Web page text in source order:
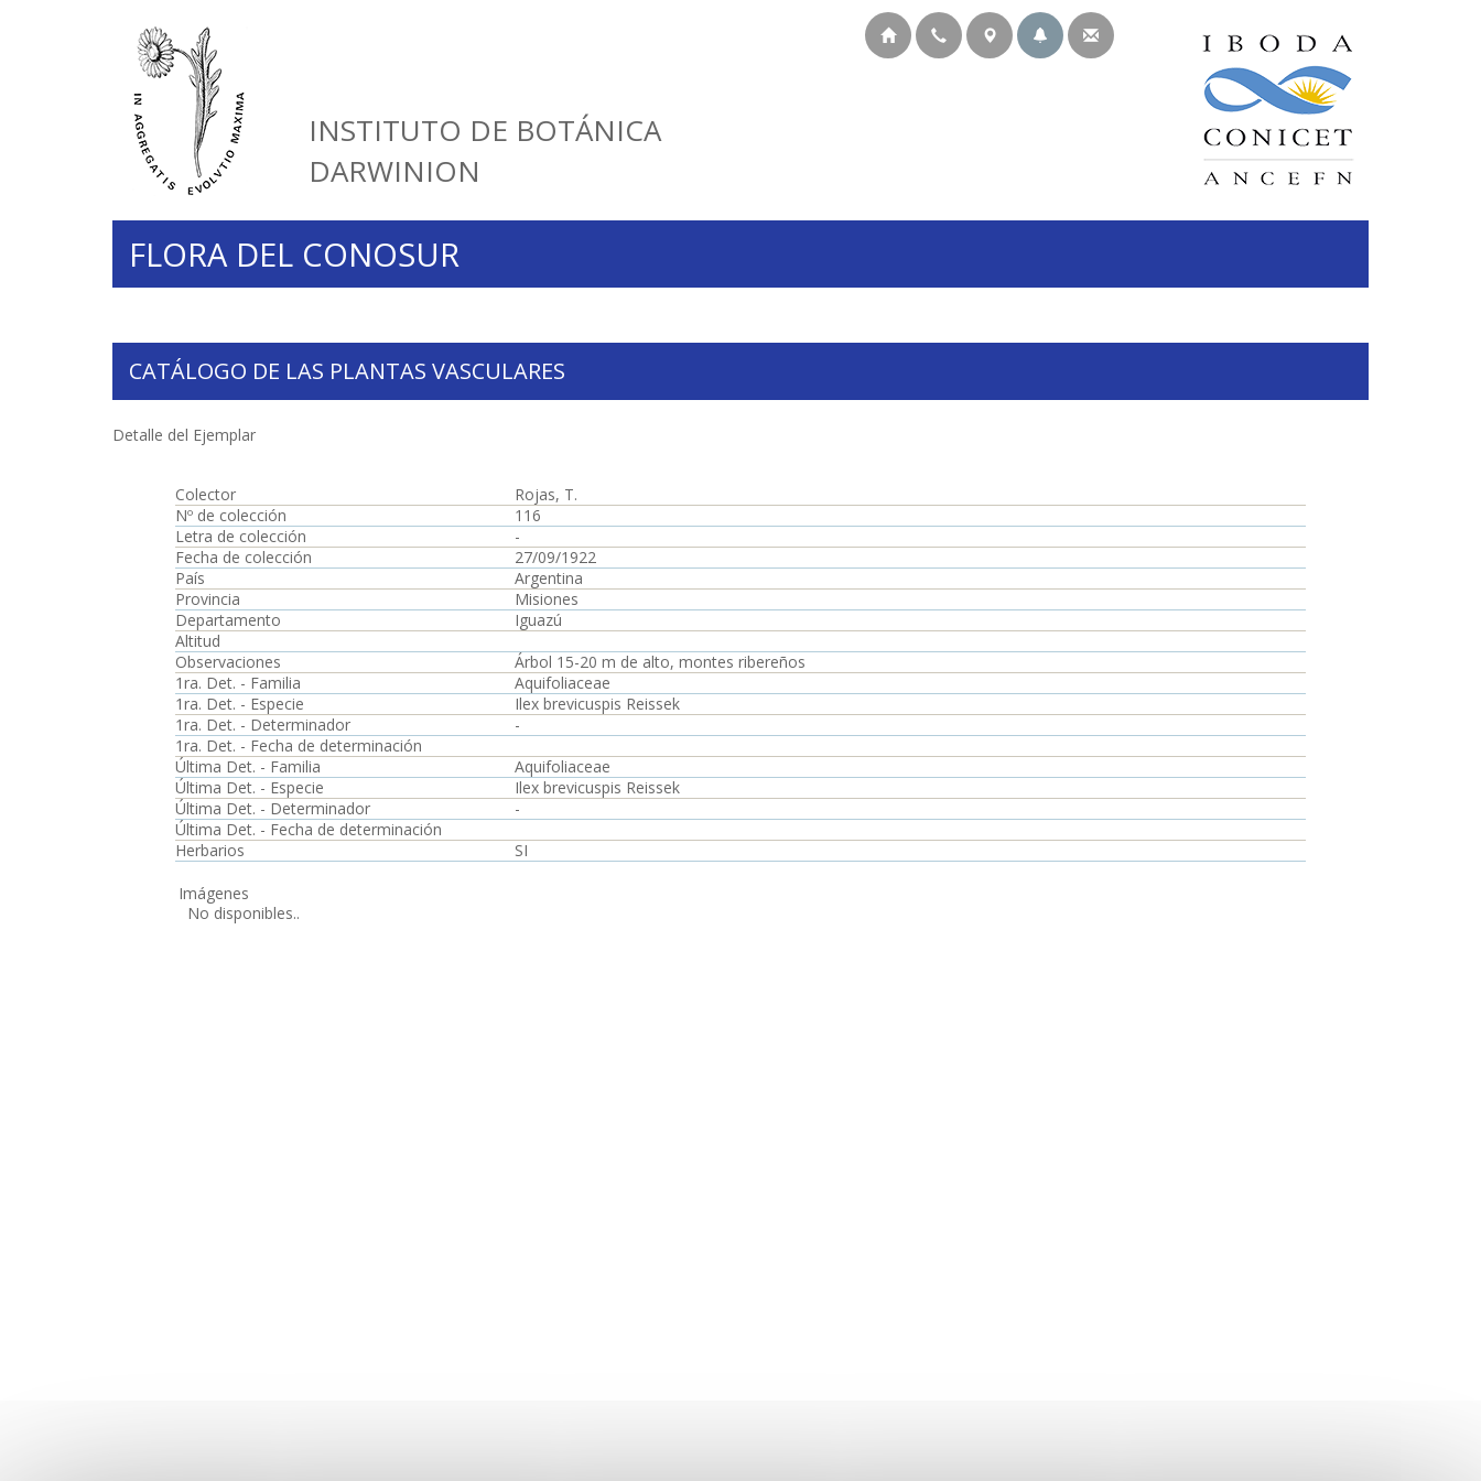
INSTITUTO DE BOTÁNICA
DARWINION
FLORA DEL CONOSUR
CATÁLOGO DE LAS PLANTAS VASCULARES
Detalle del Ejemplar
Colector
Rojas, T.
Nº de colección
116
Letra de colección
-
Fecha de colección
27/09/1922
País
Argentina
Provincia
Misiones
Departamento
Iguazú
Altitud
Observaciones
Árbol 15-20 m de alto, montes ribereños
1ra. Det. - Familia
Aquifoliaceae
1ra. Det. - Especie
Ilex brevicuspis Reissek
1ra. Det. - Determinador
-
1ra. Det. - Fecha de determinación
Última Det. - Familia
Aquifoliaceae
Última Det. - Especie
Ilex brevicuspis Reissek
Última Det. - Determinador
-
Última Det. - Fecha de determinación
Herbarios
SI
Imágenes
No disponibles..